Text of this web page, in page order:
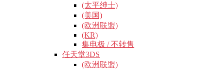
(太平绅士)
(美国)
(欧洲联盟)
(KR)
集电极 / 不转售
任天堂3DS
(欧洲联盟)